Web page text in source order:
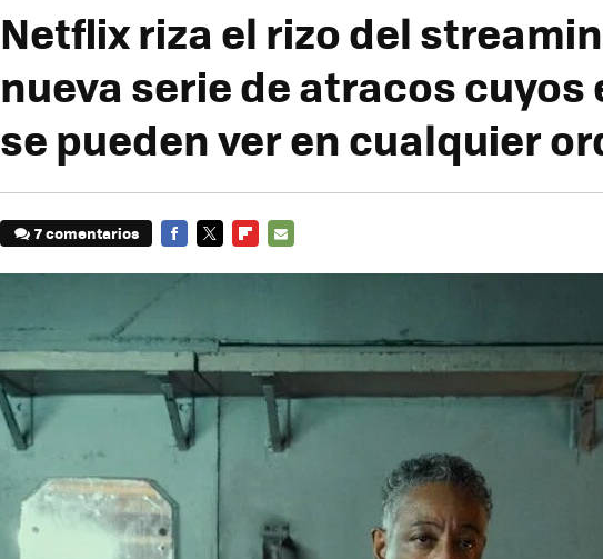
Netflix riza el rizo del
nueva serie de atracos
se pueden ver en cualquier
7 comentarios